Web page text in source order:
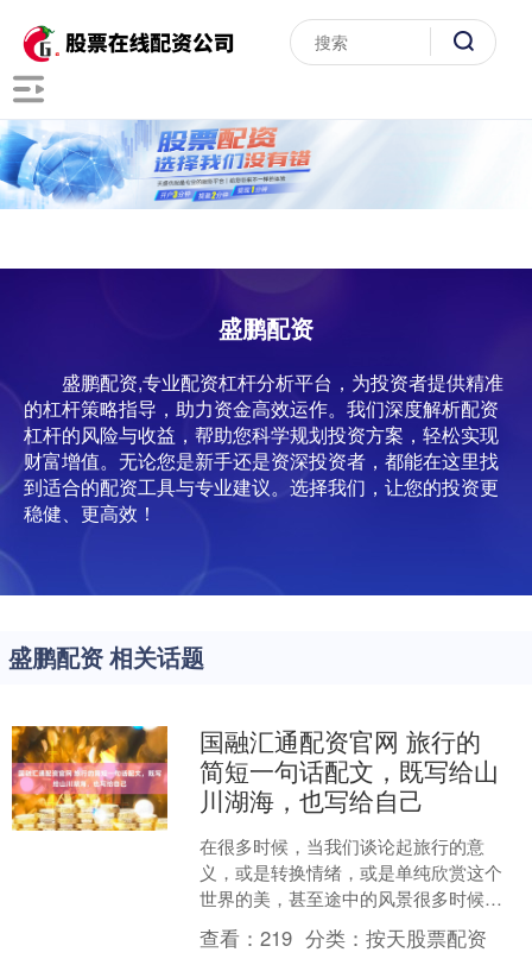
盛鹏配资
盛鹏配资,专业配资杠杆分析平台，为投资者提供精准
的杠杆策略指导，助力资金高效运作。我们深度解析配资
杠杆的风险与收益，帮助您科学规划投资方案，轻松实现
财富增值。无论您是新手还是资深投资者，都能在这里找
到适合的配资工具与专业建议。选择我们，让您的投资更
稳健、更高效！
盛鹏配资 相关话题
国融汇通配资官网 旅行的
简短一句话配文，既写给山
川湖海，也写给自己
在很多时候，当我们谈论起旅行的意
义，或是转换情绪，或是单纯欣赏这个
世界的美，甚至途中的风景很多时候显
得不那么重要，更多的是放空自己，寻
找自己，下面就来说说适合旅....
查看：219 分类：按天股票配资